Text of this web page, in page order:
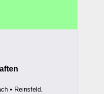
• Reinsfeld.